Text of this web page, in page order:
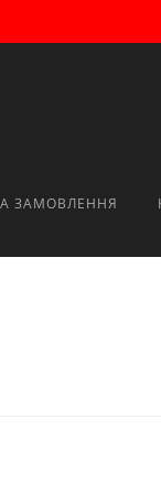
ЗАМОВЛЕННЯ